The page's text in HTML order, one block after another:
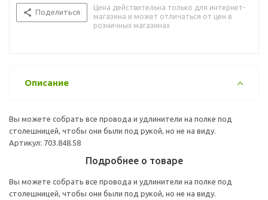
Поделиться
Цена действительна только для интернет-
магазина и может отличаться от цен в
розничных магазинах
Описание
Вы можете собрать все провода и удлинители на полке под
столешницей, чтобы они были под рукой, но не на виду.
Артикул: 703.848.58
Подробнее о товаре
Вы можете собрать все провода и удлинители на полке под
столешницей, чтобы они были под рукой, но не на виду.